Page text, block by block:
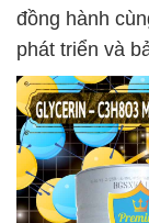
đồng hành
phát triển và